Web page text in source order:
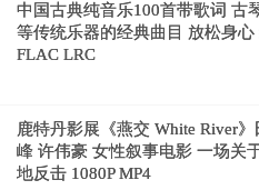
中国古典纯音乐100首带歌词 古
等传统乐器的经典曲目 放松身心
FLAC LRC
鹿特丹影展《燕交 White River
峰 许伟豪 女性叙事电影 一场关
地反击 1080P MP4